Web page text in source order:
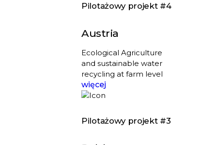
Pilotażowy projekt #4
Austria
Ecological Agriculture
and sustainable water
recycling at farm level
więcej
Pilotażowy projekt #3